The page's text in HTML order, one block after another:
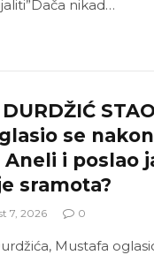
nikad…
se
Aneli i poslao
sramota?
7, 2026 0
Mustafa